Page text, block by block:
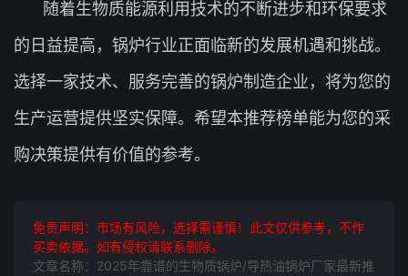
随着生物质能源利用技术的不断进步和环保要求
的日益提高，锅炉行业正面临新的发展机遇和挑战。
选择一家技术、服务完善的锅炉制造企业，将为您的
生产运营提供坚实保障。希望本推荐榜单能为您的采
购决策提供有价值的参考。
免责声明：市场有风险，选择需谨慎！此文仅供参考，不作
买卖依据。如有侵权请联系删除。
文章名称：2025年靠谱的生物质锅炉/导热油锅炉厂家最新推